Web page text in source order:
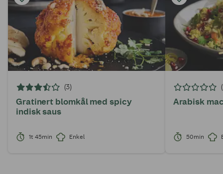
(3)
Gratinert blomkål med spicy
indisk saus
1t 45min Enkel
Arabisk
50min